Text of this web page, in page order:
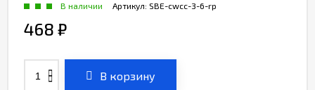
Артикул: SBE-cwcc-3-6-rp
В наличии
468 ₽
В корзину